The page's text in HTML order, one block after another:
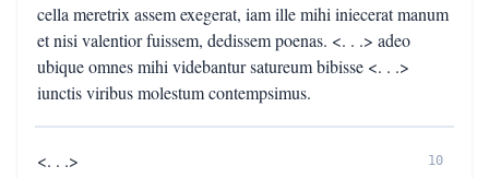
cella meretrix assem exegerat, iam ille mihi iniecerat manum
et nisi valentior fuissem, dedissem poenas. <. . .> adeo
ubique omnes mihi videbantur satureum bibisse <. . .>
iunctis viribus molestum contempsimus.
<. . .> 10